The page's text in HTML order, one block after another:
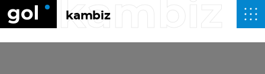
kambiz
kambiz